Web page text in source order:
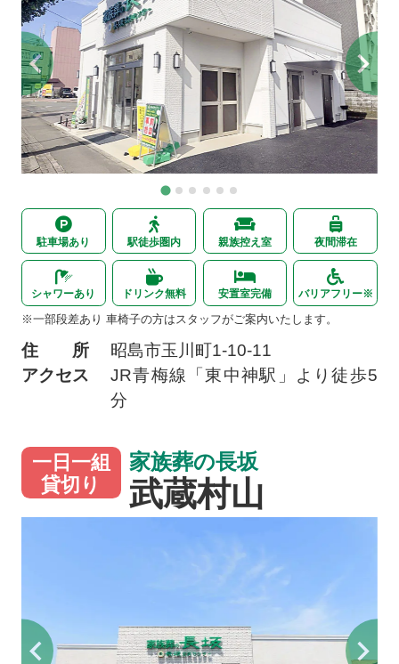
駐車場あり 駅徒歩圏内 親族控え室 夜間滞在
シャワーあり ドリンク無料 安置室完備 バリアフリー※
※一部段差あり 車椅子の方はスタッフがご案内いたします。
住 所
昭島市玉川町1-10-11
アクセス
JR青梅線「東中神駅」より徒歩5
分
一日一組
貸切り
家族葬の長坂
武蔵村山